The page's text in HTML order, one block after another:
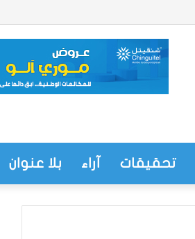
تحقيقات آراء بلا عنوان